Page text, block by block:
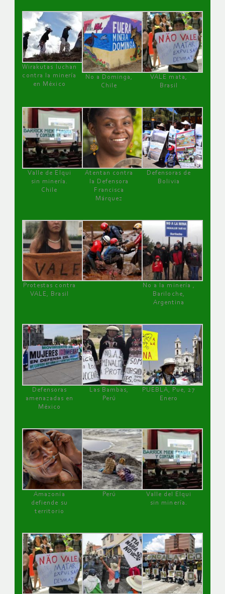
Wirakutas luchan
contra la minería
en México
No a Dominga,
Chile
VALE mata,
Brasil
Valle de Elqui
sin minería.
Chile
Atentan contra
la Defensora
Francisca
Márquez
Defensoras de
Bolivia
Protestas contra
VALE, Brasil
No a la minería ,
Bariloche,
Argentina
Defensoras
amenazadas en
México
Las Bambas,
Perú
PUEBLA, Pue, 27
Enero
Amazonía
defiende su
territorio
Perú
Valle del Elqui
sin minería.